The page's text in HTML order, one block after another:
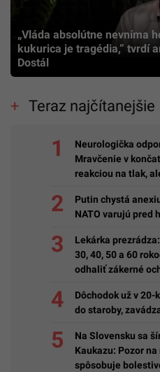
„Vláda absolútne nevníma
kukurica je tragédia,” tvrdí
Dostál
Teraz najčítanejšie
Neurologička
Mravčenie v
reakciou na tlak,
Putin chystá
NATO varujú pred
Lekárka
30, 40, 50 a 60
odhaliť zákerné
Dôchodok už v
do staroby,
Na Slovensku sa
Kaukazu: Pozor
spôsobuje